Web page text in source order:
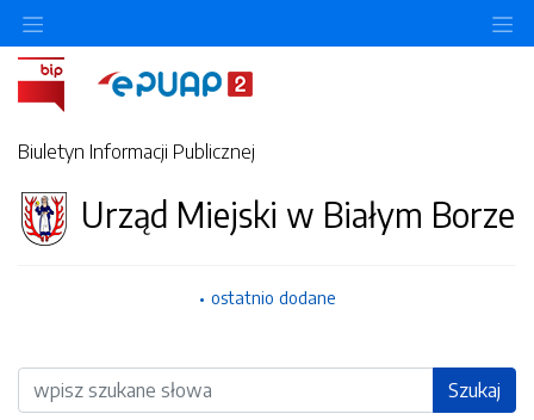
Biuletyn Informacji Publicznej
Urząd Miejski w Białym Borze
ostatnio dodane
Wyszukiwarka Szukaj